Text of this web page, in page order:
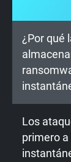
¿Por qué
Los
primero